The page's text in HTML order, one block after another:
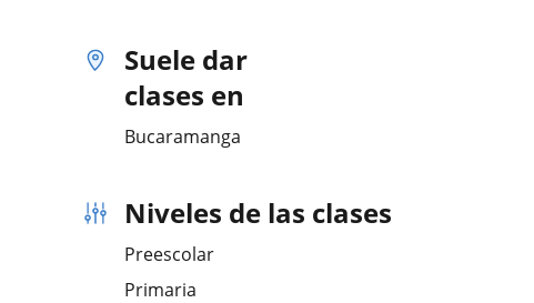
Suele dar
clases en
Bucaramanga
Niveles de las clases
Preescolar
Primaria